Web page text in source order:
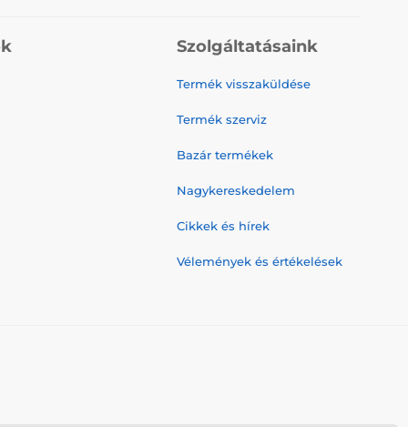
Szolgáltatásaink
Termék visszaküldése
Termék szerviz
Bazár termékek
Nagykereskedelem
Cikkek és hírek
Vélemények és értékelések